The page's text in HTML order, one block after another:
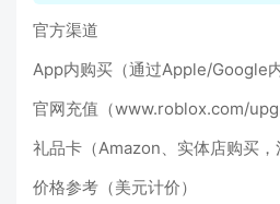
官方渠道
App内购买（通过Apple/Google内
官网充值（www.roblox.com/
礼品卡（Amazon、实体店购买，
价格参考（美元计价）